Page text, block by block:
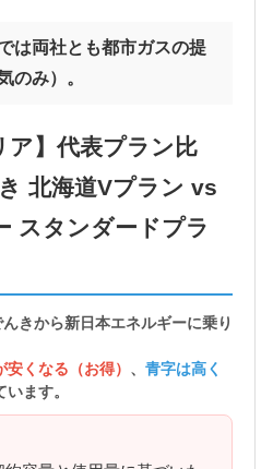
は両社とも都市ガスの提
のみ）。
ア】代表プラン比
北海道Vプラン vs
スタンダードプラ
きから新日本エネルギーに乗り
くなる（お得） 、 青字は高く
ます。